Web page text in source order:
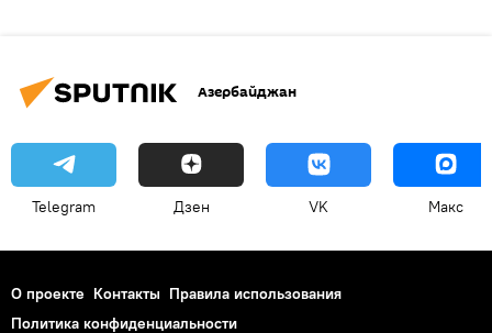
Азербайджан
Telegram Дзен VK Макс
О проекте Контакты Правила использования
Политика конфиденциальности